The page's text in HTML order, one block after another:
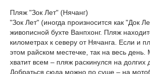
Пляж "Зок Лет" (Нячанг)
"Зок Лет" (иногда произносится как "Док
живописной бухте Ванпхонг. Пляж
километрах к северу от Нячанга. Если и
этом райском местечке, так на весь
хватит всем – пляж раскинулся на долгих
Добраться сюда можно по суше – на